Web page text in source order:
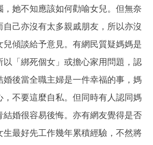
，她不知應該如何勸喻女兒。但無奈
己亦沒有太多親戚朋友，所以亦沒
兒傾談給予意見。有網民質疑媽媽是
以「綁死個女」或擔心家用問題，認
婚後當全職主婦是一件幸福的事，媽
，不要這麼自私。但同時有人認同媽
結婚很容易後悔。亦有網友覺得是否
生最好先工作幾年累積經驗，不然將